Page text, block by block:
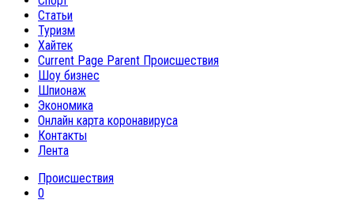
Статьи
Туризм
Хайтек
Current Page Parent Происшествия
Шоу бизнес
Шпионаж
Экономика
Онлайн карта коронавируса
Контакты
Лента
Происшествия
0